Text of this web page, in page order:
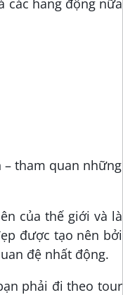
các hang động nữa
của thế giới và là
được tạo nên bởi
đệ nhất động.
phải đi theo tour